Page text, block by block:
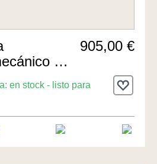
de
Hermle
905,00 €
en stock - listo para